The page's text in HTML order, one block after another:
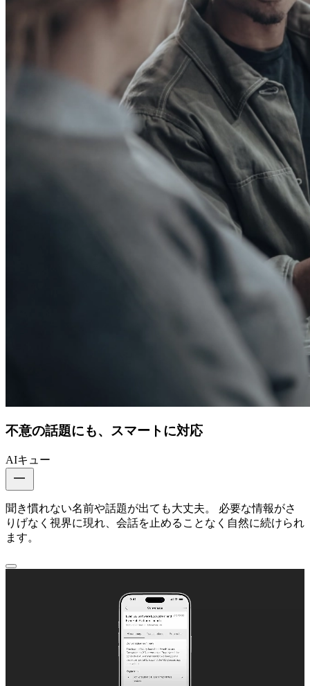
不意の話題にも、スマートに対応
AIキュー
聞き慣れない名前や話題が出ても大丈夫。 必要な情報がさ
りげなく視界に現れ、会話を止めることなく自然に続けられ
ます。